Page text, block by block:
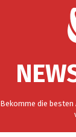
Bekomme die